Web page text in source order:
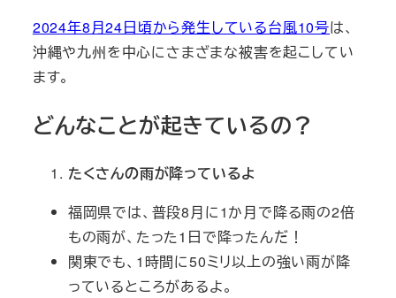
2024年8月24日頃から発生している台風10号は、
沖縄や九州を中心にさまざまな被害を起こしてい
ます。
どんなことが起きているの？
たくさんの雨が降っているよ
福岡県では、普段8月に1か月で降る雨の2倍
もの雨が、たった1日で降ったんだ！
関東でも、1時間に50ミリ以上の強い雨が降
っているところがあるよ。